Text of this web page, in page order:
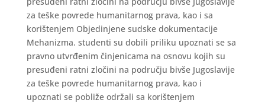
za teške povrede humanitarnog prava, kao i sa
korištenjem Objedinjene sudske dokumentacije
Mehanizma. studenti su dobili priliku upoznati se sa
pravno utvrđenim činjenicama na osnovu kojih su
presuđeni ratni zločini na području bivše Jugoslavije
za teške povrede humanitarnog prava, kao i
upoznati se pobliže održali sa korištenjem